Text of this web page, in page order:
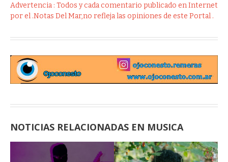
Advertencia : Todos y cada comentario publicado en Internet
por el .Notas Del Mar,no refleja las opiniones de este Portal .
NOTICIAS RELACIONADAS EN MUSICA